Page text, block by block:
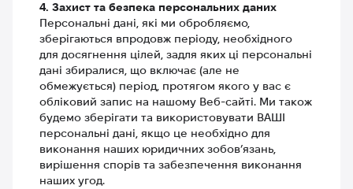
4. Захист та безпека персональних даних
Персональні дані, які ми обробляємо,
зберігаються впродовж періоду, необхідного
для досягнення цілей, задля яких ці персональні
дані збиралися, що включає (але не
обмежується) період, протягом якого у вас є
обліковий запис на нашому Веб-сайті. Ми також
будемо зберігати та використовувати ВАШІ
персональні дані, якщо це необхідно для
виконання наших юридичних зобов’язань,
вирішення спорів та забезпечення виконання
наших угод.